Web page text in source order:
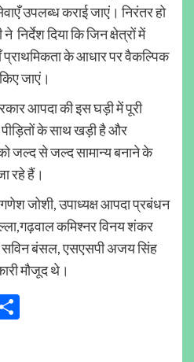
उपलब्ध कराई जाएं। निरंतर हो
निर्देश दिया कि जिन क्षेत्रों में
के आधार पर वैकल्पिक
जाएं।
आपदा की इस घड़ी में पूरी
के साथ खड़ी है और
जल्द से जल्द सामान्य बनाने के
रहे हैं।
जोशी, उपाध्यक्ष आपदा प्रबंधन
कमिश्नर विनय शंकर
सविन बंसल, एसएसपी अजय सिंह
मौजूद थे।